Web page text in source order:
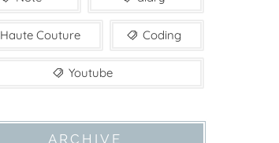
Haute Couture Coding
Youtube
ARCHIVE